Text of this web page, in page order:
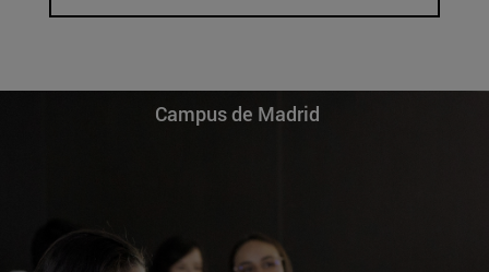
Campus de Madrid